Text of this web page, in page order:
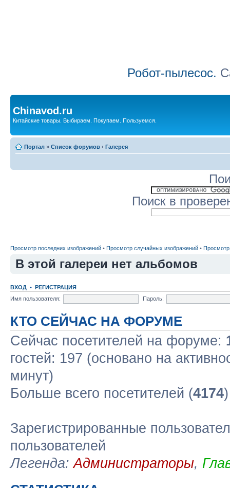
Робот-пылесос.
Chinavod.ru
Китайские товары. Выбираем. Покупаем. Пользуемся.
Портал » Список форумов ‹ Галерея
Поиск в
Просмотр последних изображений • Просмотр случайных изображений • Просмотр
В этой галереи нет альбомов
ВХОД • РЕГИСТРАЦИЯ
Имя пользователя:
Пароль:
КТО СЕЙЧАС НА ФОРУМЕ
Сейчас посетителей на форуме:
гостей: 197 (основано на
минут)
Больше всего посетителей (4174
Зарегистрированные
пользователей
Легенда:Администраторы,